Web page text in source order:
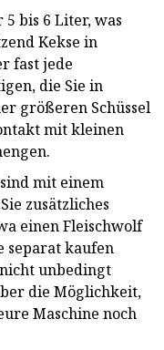
bis 6 Liter, was
Kekse in
fast jede
die Sie in
größeren Schüssel
mit kleinen
mit einem
zusätzliches
einen Fleischwolf
separat kaufen
unbedingt
die Möglichkeit,
Maschine noch